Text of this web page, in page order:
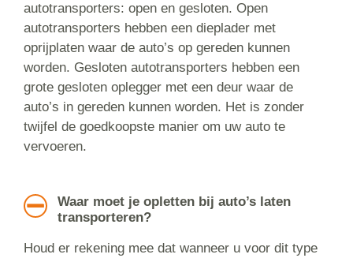
autotransporters: open en gesloten. Open
autotransporters hebben een dieplader met
oprijplaten waar de auto’s op gereden kunnen
worden. Gesloten autotransporters hebben een
grote gesloten oplegger met een deur waar de
auto’s in gereden kunnen worden. Het is zonder
twijfel de goedkoopste manier om uw auto te
vervoeren.
Waar moet je opletten bij auto’s laten
transporteren?
Houd er rekening mee dat wanneer u voor dit type